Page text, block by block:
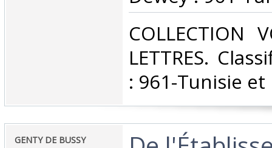
‎COLLECTION
LETTRES.
: 961-Tunisie et
‎GENTY DE BUSSY